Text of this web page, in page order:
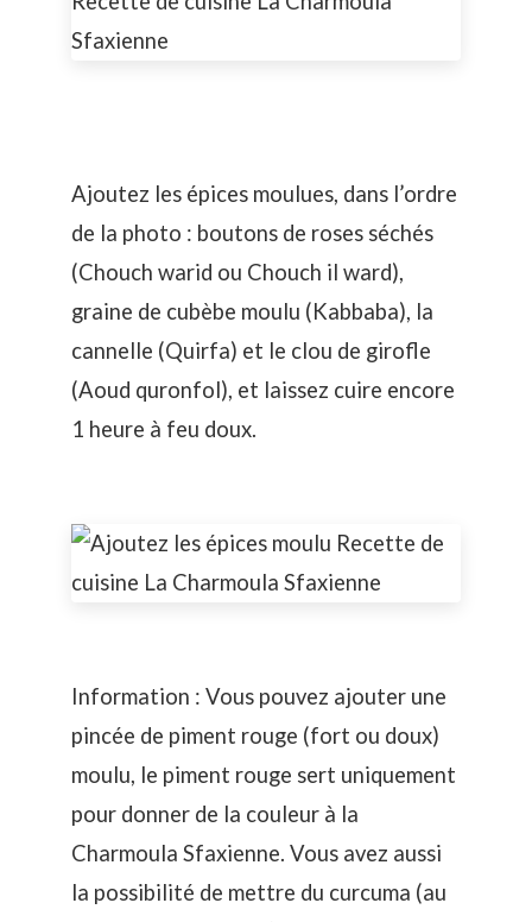
Ajoutez les épices moulues, dans l’ordre
de la photo : boutons de roses séchés
(Chouch warid ou Chouch il ward),
graine de cubèbe moulu (Kabbaba), la
cannelle (Quirfa) et le clou de girofle
(Aoud quronfol), et laissez cuire encore
1 heure à feu doux.
Information : Vous pouvez ajouter une
pincée de piment rouge (fort ou doux)
moulu, le piment rouge sert uniquement
pour donner de la couleur à la
Charmoula Sfaxienne. Vous avez aussi
la possibilité de mettre du curcuma (au